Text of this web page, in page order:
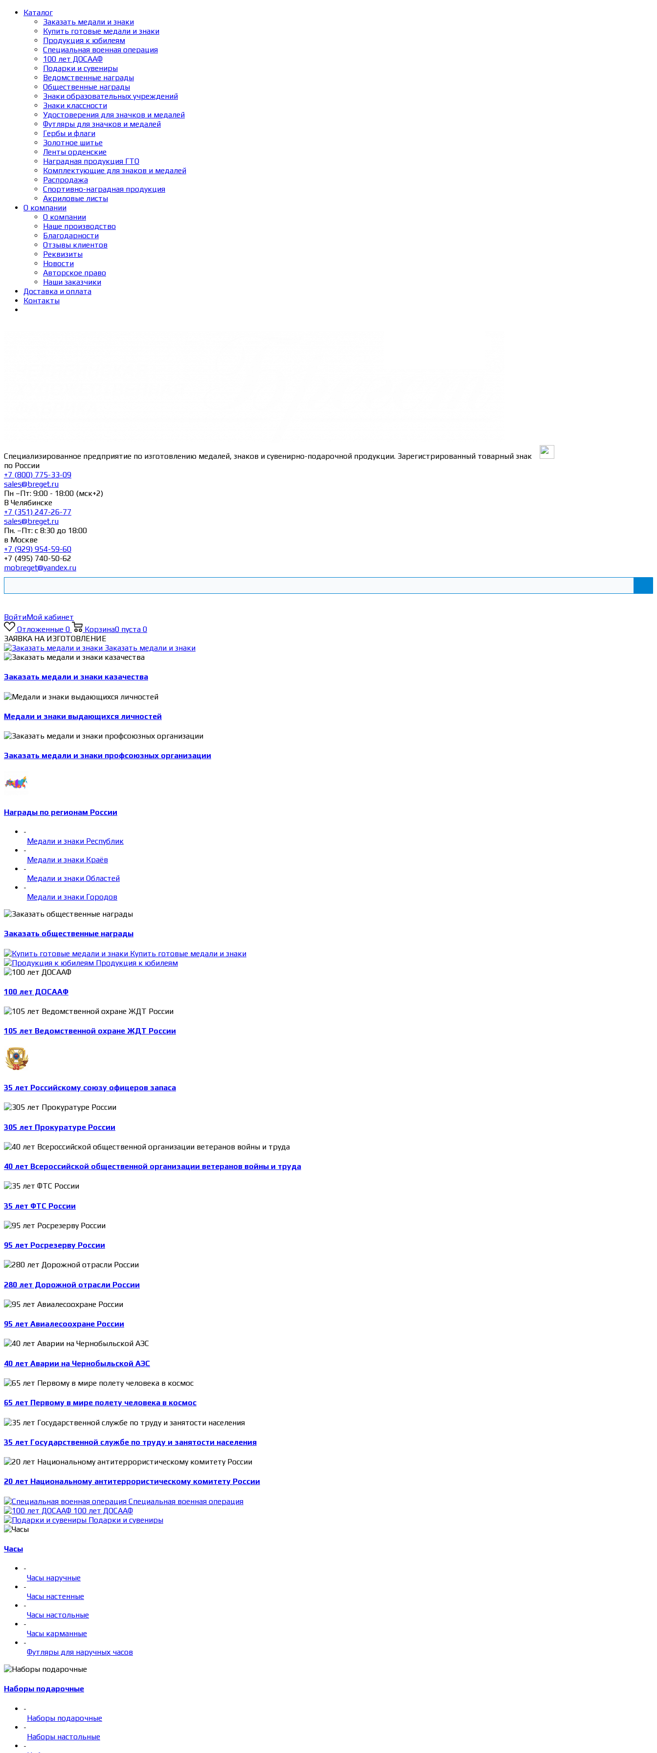
Каталог
Заказать медали и знаки
Купить готовые медали и знаки
Продукция к юбилеям
Специальная военная операция
100 лет ДОСААФ
Подарки и сувениры
Ведомственные награды
Общественные награды
Знаки образовательных учреждений
Знаки классности
Удостоверения для значков и медалей
Футляры для значков и медалей
Гербы и флаги
Золотное шитье
Ленты орденские
Наградная продукция ГТО
Комплектующие для знаков и медалей
Распродажа
Спортивно-наградная продукция
Акриловые листы
О компании
О компании
Наше производство
Благодарности
Отзывы клиентов
Реквизиты
Новости
Авторское право
Наши заказчики
Доставка и оплата
Контакты
Специализированное предприятие по изготовлению медалей, знаков и сувенирно-подарочной продукции. Зарегистрированный товарный знак
по России
+7 (800) 775-33-09
sales@breget.ru
Пн –Пт: 9:00 - 18:00 (мск+2)
В Челябинске
+7 (351) 247-26-77
sales@breget.ru
Пн. –Пт: с 8:30 до 18:00
в Москве
+7 (929) 954-59-60
+7 (495) 740-50-62
mobreget@yandex.ru
ВойтиМой кабинет
Отложенные 0 Корзина0 пуста 0
ЗАЯВКА НА ИЗГОТОВЛЕНИЕ
Заказать медали и знаки
Заказать медали и знаки казачества
Медали и знаки выдающихся личностей
Заказать медали и знаки профсоюзных организации
Награды по регионам России
-
Медали и знаки Республик
-
Медали и знаки Краёв
-
Медали и знаки Областей
-
Медали и знаки Городов
Заказать общественные награды
Купить готовые медали и знаки
Продукция к юбилеям
100 лет ДОСААФ
105 лет Ведомственной охране ЖДТ России
35 лет Российскому союзу офицеров запаса
305 лет Прокуратуре России
40 лет Всероссийской общественной организации ветеранов войны и труда
35 лет ФТС России
95 лет Росрезерву России
280 лет Дорожной отрасли России
95 лет Авиалесоохране России
40 лет Аварии на Чернобыльской АЭС
65 лет Первому в мире полету человека в космос
35 лет Государственной службе по труду и занятости населения
20 лет Национальному антитеррористическому комитету России
Специальная военная операция
100 лет ДОСААФ
Подарки и сувениры
Часы
-
Часы наручные
-
Часы настенные
-
Часы настольные
-
Часы карманные
-
Футляры для наручных часов
Наборы подарочные
-
Наборы подарочные
-
Наборы настольные
-